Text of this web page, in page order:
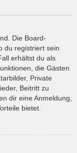
Die Board-
du registriert sein
erhältst du als
die Gästen
Private
Beitritt zu
dir eine Anmeldung,
bietet.